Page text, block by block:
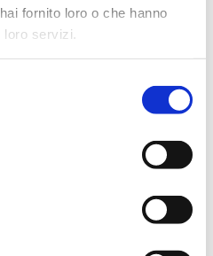
fornito loro o che hanno
servizi.
Chimico